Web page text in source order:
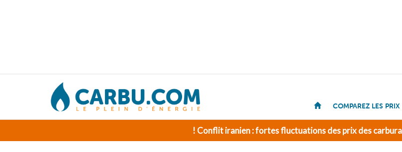
COMPAREZ LES
! Conflit iranien : fortes fluctuations des prix des